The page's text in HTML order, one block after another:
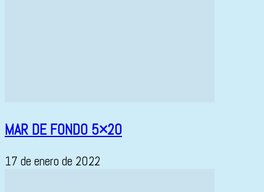
MAR DE FONDO 5×20
17 de enero de 2022